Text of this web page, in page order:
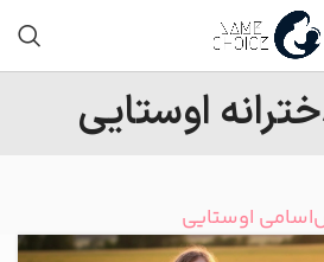
اوستایی
اسامی اوستایی